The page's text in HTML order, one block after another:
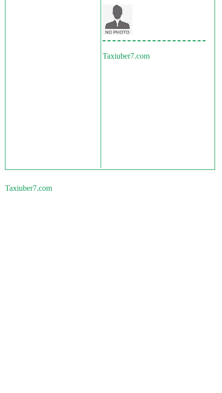
Taxiuber7.com
Taxiuber7.com